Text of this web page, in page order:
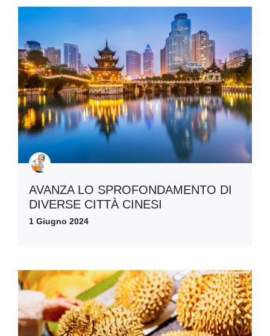
AVANZA LO SPROFONDAMENTO DI
DIVERSE CITTÀ CINESI
1 Giugno 2024